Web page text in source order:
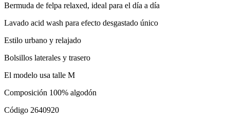
Bermuda de felpa relaxed, ideal para el día a día
Lavado acid wash para efecto desgastado único
Estilo urbano y relajado
Bolsillos laterales y trasero
El modelo usa talle M
Composición 100% algodón
Código 2640920